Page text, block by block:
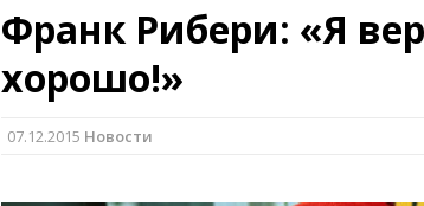
Франк Рибери: «Я
хорошо!»
07.12.2015 Новости